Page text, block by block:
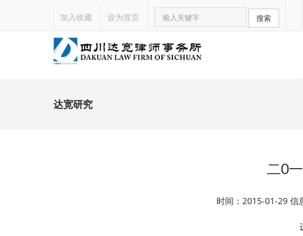
加入收藏 设为首页 搜索
达宽研究
二0
时间：2015-01-29 信